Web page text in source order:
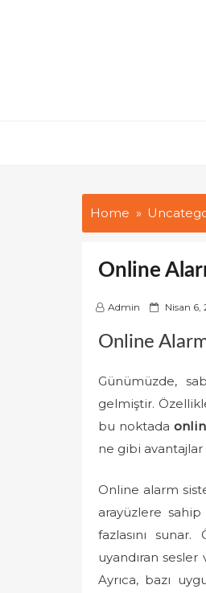
Home
Online
Admin
P
s
e
d
n
Nisan 6,
Online
Günümüzde,
gelmiştir.
bu noktada
ne gibi avantajlar
Online alarm
arayüzlere
fazlasını
uyandıran
Ayrıca, bazı